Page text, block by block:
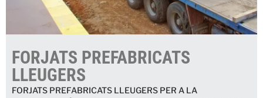
FORJATS PREFABRICATS
LLEUGERS
FORJATS PREFABRICATS LLEUGERS PER A LA